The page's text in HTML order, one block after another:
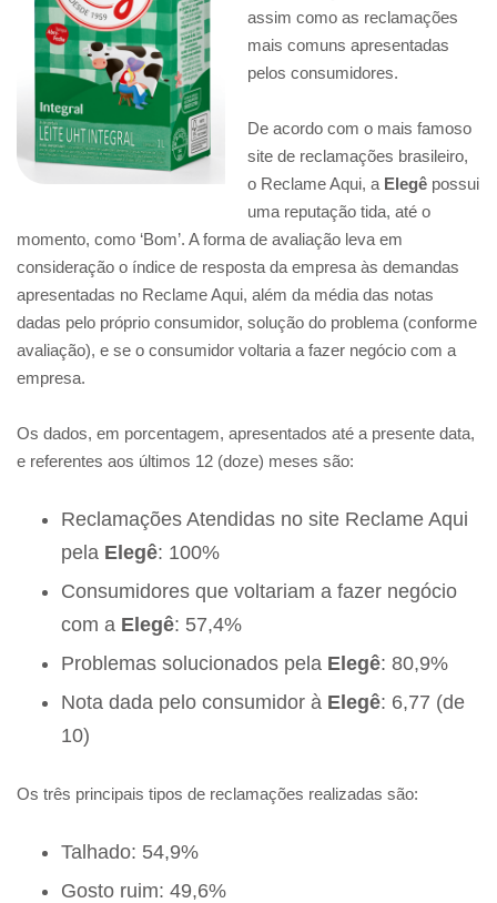
assim como as reclamações
mais comuns apresentadas
pelos consumidores.
De acordo com o mais famoso
site de reclamações brasileiro,
o Reclame Aqui, a Elegê possui
uma reputação tida, até o
momento, como ‘Bom’. A forma de avaliação leva em
consideração o índice de resposta da empresa às demandas
apresentadas no Reclame Aqui, além da média das notas
dadas pelo próprio consumidor, solução do problema (conforme
avaliação), e se o consumidor voltaria a fazer negócio com a
empresa.
Os dados, em porcentagem, apresentados até a presente data,
e referentes aos últimos 12 (doze) meses são:
Reclamações Atendidas no site Reclame Aqui
pela Elegê: 100%
Consumidores que voltariam a fazer negócio
com a Elegê: 57,4%
Problemas solucionados pela Elegê: 80,9%
Nota dada pelo consumidor à Elegê: 6,77 (de
10)
Os três principais tipos de reclamações realizadas são:
Talhado: 54,9%
Gosto ruim: 49,6%